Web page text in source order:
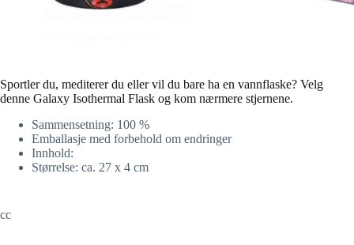
Sportler du, mediterer du eller vil du bare ha en vannflaske? Velg
denne Galaxy Isothermal Flask og kom nærmere stjernene.
Sammensetning: 100 %
Emballasje med forbehold om endringer
Innhold:
Størrelse: ca. 27 x 4 cm
cc